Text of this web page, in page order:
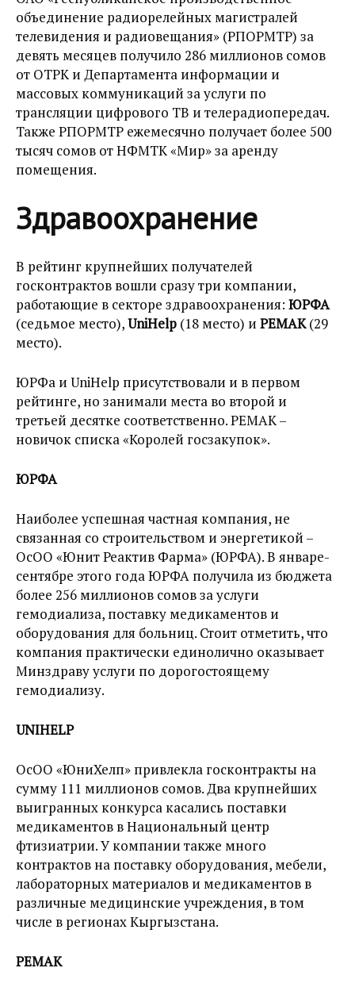
объединение радиорелейных магистралей
телевидения и радиовещания» (РПОРМТР) за
девять месяцев получило 286 миллионов сомов
от ОТРК и Департамента информации и
массовых коммуникаций за услуги по
трансляции цифрового ТВ и телерадиопередач.
Также РПОРМТР ежемесячно получает более 500
тысяч сомов от НФМТК «Мир» за аренду
помещения.
Здравоохранение
В рейтинг крупнейших получателей
госконтрактов вошли сразу три компании,
работающие в секторе здравоохранения: ЮРФА
(седьмое место),UniHelp (18 место) и РЕМАК(29
место).
ЮРФа и UniHelp присутствовали и в первом
рейтинге, но занимали места во второй и
третьей десятке соответственно. РЕМАК –
новичок списка «Королей госзакупок».
ЮРФА
Наиболее успешная частная компания, не
связанная со строительством и энергетикой –
ОсОО «Юнит Реактив Фарма» (ЮРФА). В январе-
сентябре этого года ЮРФА получила из бюджета
более 256 миллионов сомов за услуги
гемодиализа, поставку медикаментов и
оборудования для больниц. Стоит отметить, что
компания практически единолично оказывает
Минздраву услуги по дорогостоящему
гемодиализу.
UNIHELP
ОсОО «ЮниХелп» привлекла госконтракты на
сумму 111 миллионов сомов. Два крупнейших
выигранных конкурса касались поставки
медикаментов в Национальный центр
фтизиатрии. У компании также много
контрактов на поставку оборудования, мебели,
лабораторных материалов и медикаментов в
различные медицинские учреждения, в том
числе в регионах Кыргызстана.
РЕМАК